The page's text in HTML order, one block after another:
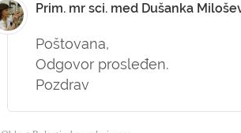
Prim. mr sci. med Dušanka
Poštovana,
Odgovor prosleđen.
Pozdrav